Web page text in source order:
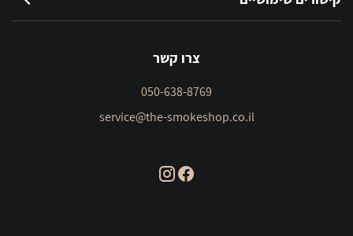
צרו קשר
050-638-8769
service@the-smokeshop.co.il